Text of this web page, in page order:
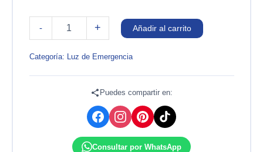
-
MANTIS
+ Añadir al carrito
Categoría: Luz de Emergencia
Puedes compartir en:
Consultar por WhatsApp